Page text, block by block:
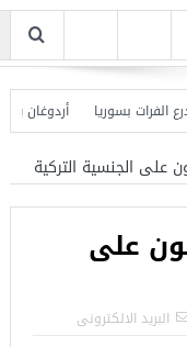
أردوغان يفتتح
الجنسية التركية
على
البريد الالكترونى